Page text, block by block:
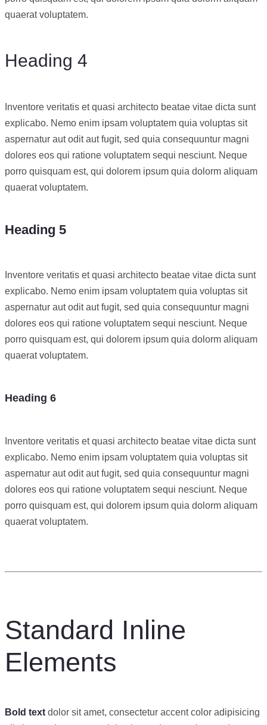
quaerat voluptatem.
Heading 4
Inventore veritatis et quasi architecto beatae vitae dicta sunt
explicabo. Nemo enim ipsam voluptatem quia voluptas sit
aspernatur aut odit aut fugit, sed quia consequuntur magni
dolores eos qui ratione voluptatem sequi nesciunt. Neque
porro quisquam est, qui dolorem ipsum quia dolorm aliquam
quaerat voluptatem.
Heading 5
Inventore veritatis et quasi architecto beatae vitae dicta sunt
explicabo. Nemo enim ipsam voluptatem quia voluptas sit
aspernatur aut odit aut fugit, sed quia consequuntur magni
dolores eos qui ratione voluptatem sequi nesciunt. Neque
porro quisquam est, qui dolorem ipsum quia dolorm aliquam
quaerat voluptatem.
Heading 6
Inventore veritatis et quasi architecto beatae vitae dicta sunt
explicabo. Nemo enim ipsam voluptatem quia voluptas sit
aspernatur aut odit aut fugit, sed quia consequuntur magni
dolores eos qui ratione voluptatem sequi nesciunt. Neque
porro quisquam est, qui dolorem ipsum quia dolorm aliquam
quaerat voluptatem.
Standard Inline
Elements
Bold text dolor sit amet, consectetur accent color adipisicing